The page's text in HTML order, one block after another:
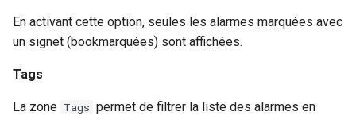
Graphiques
En activant cette option, seules les alarmes marquées avec
un signet (bookmarquées) sont affichées.
Tags
La zone Tags permet de filtrer la liste des alarmes en